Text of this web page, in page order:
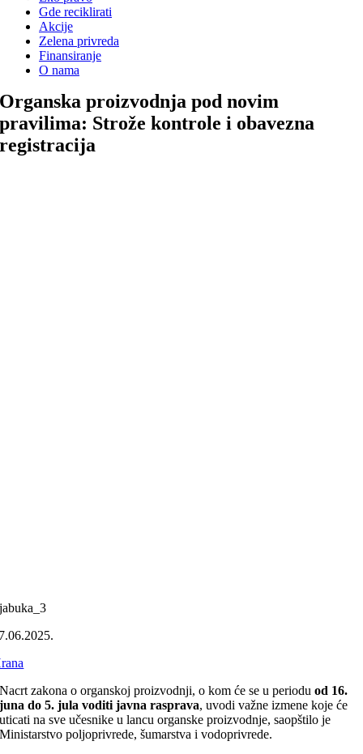
Gde reciklirati
Akcije
Zelena privreda
Finansiranje
O nama
Organska proizvodnja pod novim
pravilima: Strože kontrole i obavezna
registracija
jabuka_3
Nacrt zakona o organskoj proizvodnji, o kom će se u perioduod 16.
juna do 5. jula voditi javna rasprava, uvodi važne izmene koje će
uticati na sve učesnike u lancu organske proizvodnje, saopštilo je
Ministarstvo poljoprivrede, šumarstva i vodoprivrede.